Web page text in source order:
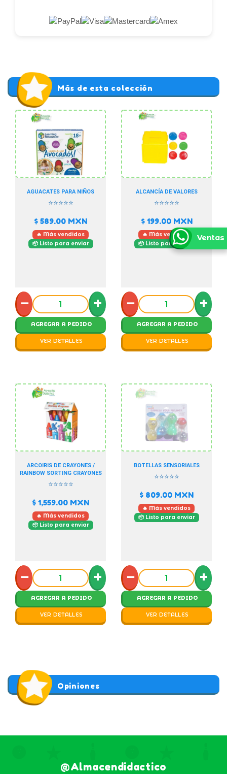
Más de esta colección
AGUACATES PARA NIÑOS
⭐⭐⭐⭐⭐
$ 589.00 MXN
🔥 Más vendidos
📦 Listo para enviar
− +
AGREGAR A PEDIDO
VER DETALLES
ALCANCÍA DE VALORES
⭐⭐⭐⭐⭐
$ 199.00MXN
🔥 Más vendidos
📦 Listo para enviar
− +
AGREGAR A PEDIDO
VER DETALLES
ARCOIRIS DE CRAYONES /
RAINBOW SORTING CRAYONES
⭐⭐⭐⭐⭐
$ 1,559.00 MXN
🔥 Más vendidos
📦 Listo para enviar
− +
AGREGAR A PEDIDO
VER DETALLES
BOTELLAS SENSORIALES
⭐⭐⭐⭐⭐
$ 809.00 MXN
🔥 Más vendidos
📦 Listo para enviar
− +
AGREGAR A PEDIDO
VER DETALLES
Opiniones
@almacendidactico
Ventas